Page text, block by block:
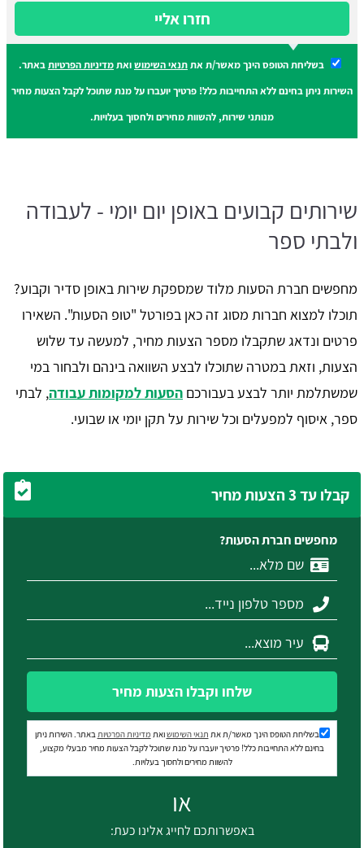
חזרו אליי
בשליחת הטופס הינך מאשר/ת אתתנאי השימושואתמדיניות הפרטיותבאתר.
השירות ניתן בחינם ללא התחייבות כלל! פרטיך יועברו על מנת שתוכל לקבל הצעות מחיר
מנותני שירות, להשוות מחירים ולחסוך בעלויות.
שירותים קבועים באופן יום יומי - לעבודה
ולבתי ספר
מחפשים חברת הסעות מלוד שמספקת שירות באופן סדיר וקבוע?
תוכלו למצוא חברות מסוג זה כאן בפורטל "טופ הסעות". השאירו
פרטים ונדאג שתקבלו מספר הצעות מחיר, למעשה עד שלוש
הצעות, וזאת במטרה שתוכלו לבצע השוואה בינהם ולבחור במי
שמשתלמת יותר לבצע בעבורכם הסעות למקומות עבודה, לבתי
ספר, איסוף למפעלים וכל שירות על תקן יומי או שבועי.
קבלו עד 3 הצעות מחיר
מחפשים חברת הסעות?
שלחו וקבלו הצעות מחיר
בשליחת הטופס הינך מאשר/ת את תנאי השימושואת מדיניות הפרטיות באתר. השירות ניתן
בחינם ללא התחייבות כלל! פרטיך יועברו על מנת שתוכל לקבל הצעות מחיר מבעלי מקצוע,
להשוות מחירים ולחסוך בעלויות.
או
באפשרותכם לחייג אלינו כעת: